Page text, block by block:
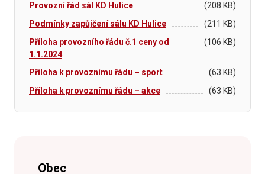
Provozní řád sál KD Hulice
(208 KB)
Podmínky zapůjčení sálu KD Hulice
(211 KB)
Příloha provozního řádu č.1 ceny od
1.1.2024
(106 KB)
Příloha k provoznímu řádu – sport
(63 KB)
Příloha k provoznímu řádu – akce
(63 KB)
Obec